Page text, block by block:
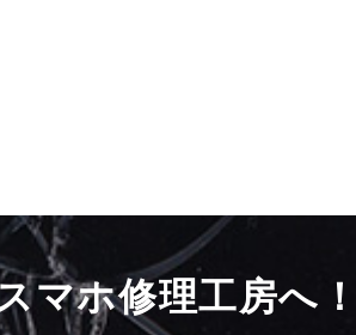
マホ修理工房へ！